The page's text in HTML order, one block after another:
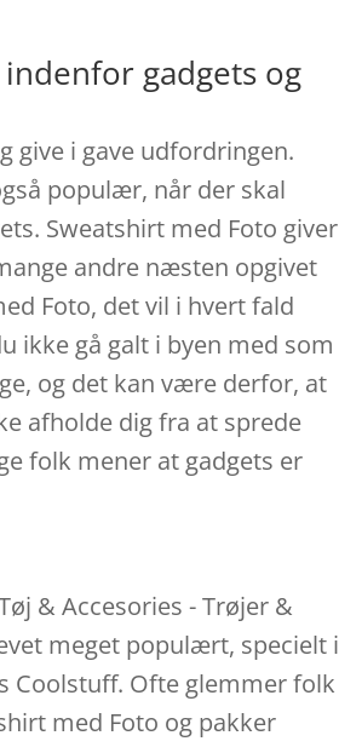
gadgets og
give i gave udfordringen.
populær, når der skal
Sweatshirt med Foto giver
andre næsten opgivet
Foto, det vil i hvert fald
ikke gå galt i byen med som
og det kan være derfor, at
afholde dig fra at sprede
folk mener at gadgets er
& Accesories - Trøjer &
meget populært, specielt i
Coolstuff. Ofte glemmer folk
med Foto og pakker